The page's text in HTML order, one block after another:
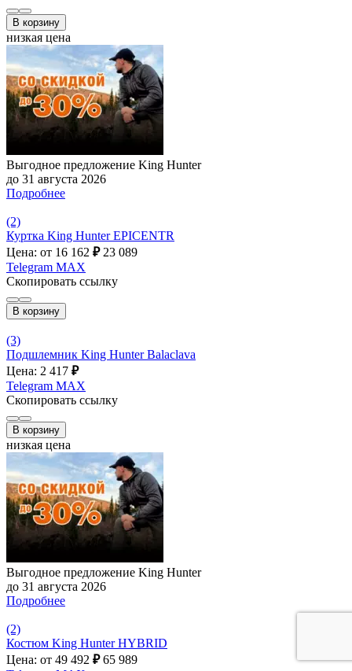
В корзину
низкая цена
Выгодное предложение King Hunter
до 31 августа 2026
Подробнее
(2)
Куртка King Hunter EPICENTR
Цена: от 16 162 ₽ 23 089
Telegram MAX
Скопировать ссылку
В корзину
(3)
Подшлемник King Hunter Balaclava
Цена: 2 417 ₽
Telegram MAX
Скопировать ссылку
В корзину
низкая цена
Выгодное предложение King Hunter
до 31 августа 2026
Подробнее
(2)
Костюм King Hunter HYBRID
Цена: от 49 492 ₽ 65 989